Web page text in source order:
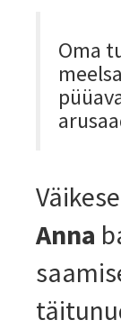
Oma
Anna